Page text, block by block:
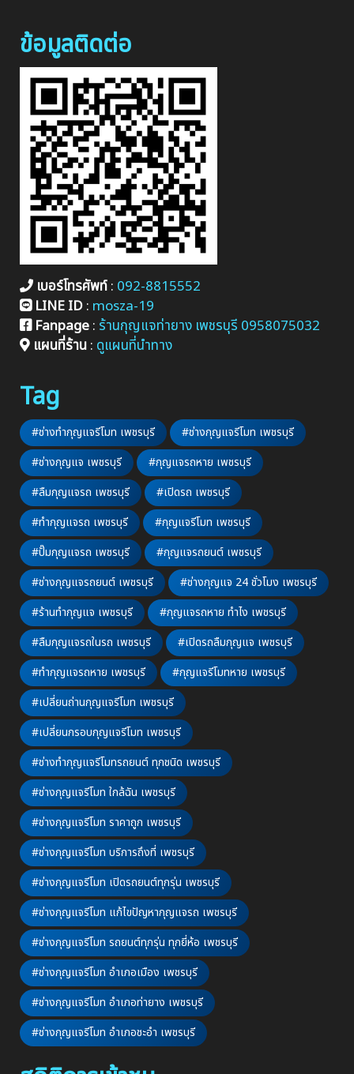
ข้อมูลติดต่อ
เบอร์โทรศัพท์: 092-8815552
LINE ID: mosza-19
Fanpage: ร้านกุญแจท่ายาง เพชรบุรี 0958075032
แผนที่ร้าน: ดูแผนที่นำทาง
Tag
#ช่างทำกุญแจรีโมท เพชรบุรี
#ช่างกุญแจรีโมท เพชรบุรี
#ช่างกุญแจ เพชรบุรี
#กุญแจรถหาย เพชรบุรี
#ลืมกุญแจรถ เพชรบุรี
#เปิดรถ เพชรบุรี
#ทำกุญแจรถ เพชรบุรี
#กุญแจรีโมท เพชรบุรี
#ปั๊มกุญแจรถ เพชรบุรี
#กุญแจรถยนต์ เพชรบุรี
#ช่างกุญแจรถยนต์ เพชรบุรี
#ช่างกุญแจ 24 ชั่วโมง เพชรบุรี
#ร้านทำกุญแจ เพชรบุรี
#กุญแจรถหาย ทำไง เพชรบุรี
#ลืมกุญแจรถในรถ เพชรบุรี
#เปิดรถลืมกุญแจ เพชรบุรี
#ทำกุญแจรถหาย เพชรบุรี
#กุญแจรีโมทหาย เพชรบุรี
#เปลี่ยนถ่านกุญแจรีโมท เพชรบุรี
#เปลี่ยนกรอบกุญแจรีโมท เพชรบุรี
#ช่างทำกุญแจรีโมทรถยนต์ ทุกชนิด เพชรบุรี
#ช่างกุญแจรีโมท ใกล้ฉัน เพชรบุรี
#ช่างกุญแจรีโมท ราคาถูก เพชรบุรี
#ช่างกุญแจรีโมท บริการถึงที่ เพชรบุรี
#ช่างกุญแจรีโมท เปิดรถยนต์ทุกรุ่น เพชรบุรี
#ช่างกุญแจรีโมท แก้ไขปัญหากุญแจรถ เพชรบุรี
#ช่างกุญแจรีโมท รถยนต์ทุกรุ่น ทุกยี่ห้อ เพชรบุรี
#ช่างกุญแจรีโมท อำเภอเมือง เพชรบุรี
#ช่างกุญแจรีโมท อำเภอท่ายาง เพชรบุรี
#ช่างกุญแจรีโมท อำเภอชะอำ เพชรบุรี